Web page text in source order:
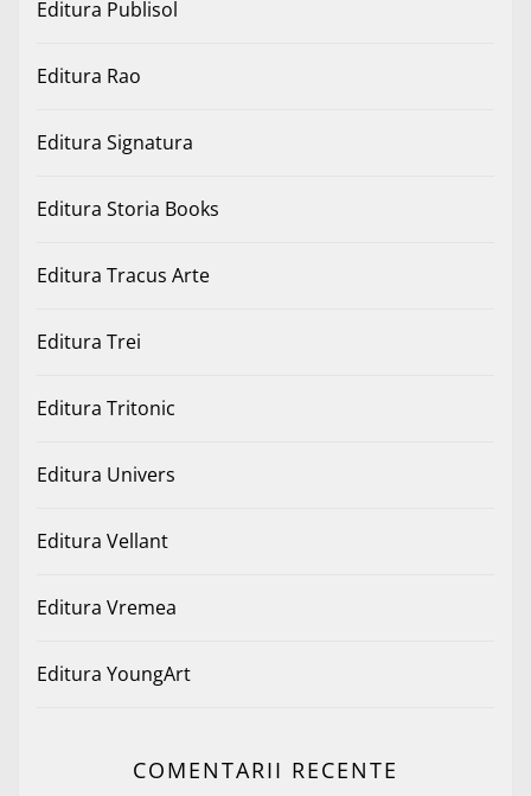
Editura Publisol
Editura Rao
Editura Signatura
Editura Storia Books
Editura Tracus Arte
Editura Trei
Editura Tritonic
Editura Univers
Editura Vellant
Editura Vremea
Editura YoungArt
COMENTARII RECENTE